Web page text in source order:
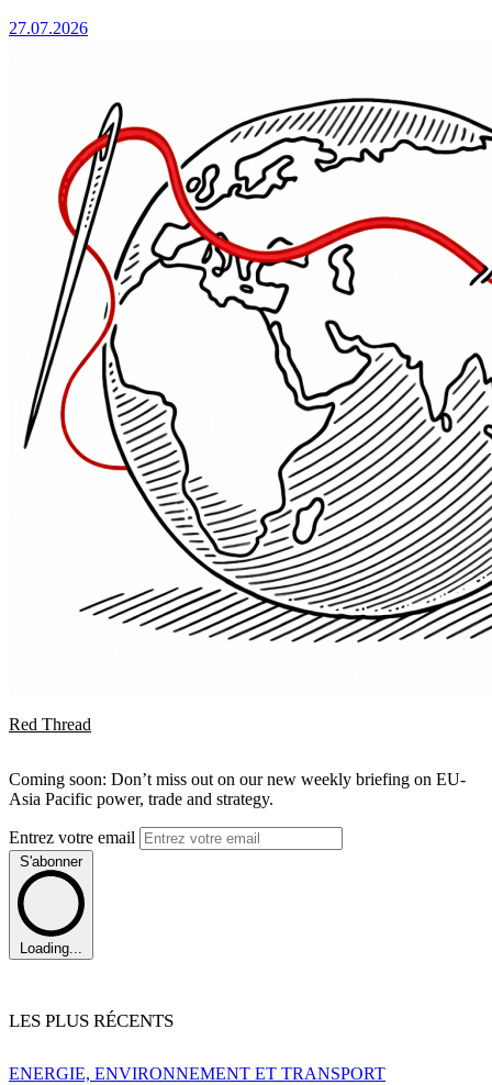
27.07.2026
Red Thread
Coming soon: Don’t miss out on our new weekly briefing on EU-
Asia Pacific power, trade and strategy.
Entrez votre email
S'abonner
Loading...
LES PLUS RÉCENTS
ENERGIE, ENVIRONNEMENT ET TRANSPORT